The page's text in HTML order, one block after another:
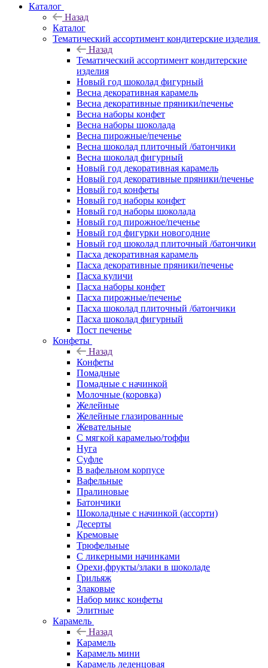
Каталог
Назад
Каталог
Тематический ассортимент кондитерские изделия
Назад
Тематический ассортимент кондитерские
изделия
Новый год шоколад фигурный
Весна декоративная карамель
Весна декоративные пряники/печенье
Весна наборы конфет
Весна наборы шоколада
Весна пирожные/печенье
Весна шоколад плиточный /батончики
Весна шоколад фигурный
Новый год декоративная карамель
Новый год декоративные пряники/печенье
Новый год конфеты
Новый год наборы конфет
Новый год наборы шоколада
Новый год пирожное/печенье
Новый год фигурки новогодние
Новый год шоколад плиточный /батончики
Пасха декоративная карамель
Пасха декоративные пряники/печенье
Пасха куличи
Пасха наборы конфет
Пасха пирожные/печенье
Пасха шоколад плиточный /батончики
Пасха шоколад фигурный
Пост печенье
Конфеты
Назад
Конфеты
Помадные
Помадные с начинкой
Молочные (коровка)
Желейные
Желейные глазированные
Жевательные
С мягкой карамелью/тоффи
Нуга
Суфле
В вафельном корпусе
Вафельные
Пралиновые
Батончики
Шоколадные с начинкой (ассорти)
Десерты
Кремовые
Трюфельные
С ликерными начинками
Орехи,фрукты/злаки в шоколаде
Грильяж
Злаковые
Набор микс конфеты
Элитные
Карамель
Назад
Карамель
Карамель мини
Карамель леденцовая